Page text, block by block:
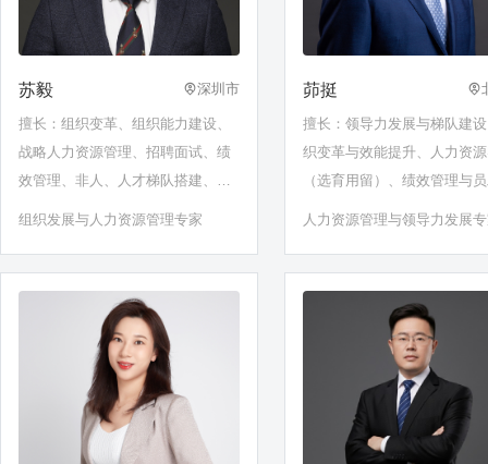
苏毅 深圳市
擅长：组织变革、组织能力建设、
战略人力资源管理、招聘面试、绩
效管理、非人、人才梯队搭建、企
业文化建设、培训发展体系建设、
组织发展与人力资源管理专家
茆挺
擅长：领导力发展与梯队建
织变革与效能提升、人力资
（选育用留）、绩效管理与
励、高绩效团队建设、医药
人力资源管理与领导力发展